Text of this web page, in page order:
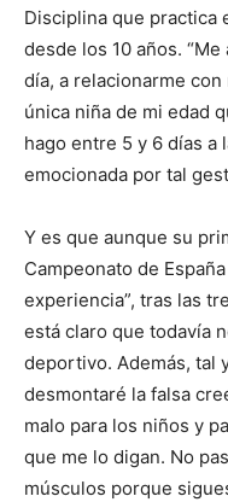
Disciplina que practica
desde los 10 años.
día, a relacionarme
única niña de mi edad
hago entre 5 y 6 días a
emocionada por tal
Y es que aunque su
Campeonato de
experiencia”, tras las
está claro que todavía
deportivo. Además, tal
desmontaré la falsa
malo para los niños y
que me lo digan. No
músculos porque